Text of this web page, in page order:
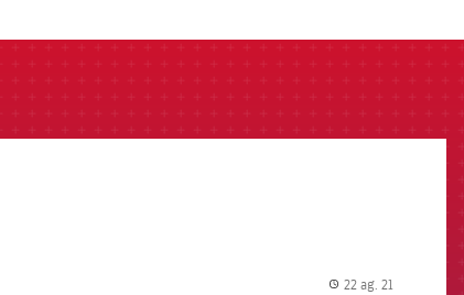
22 ag. 21